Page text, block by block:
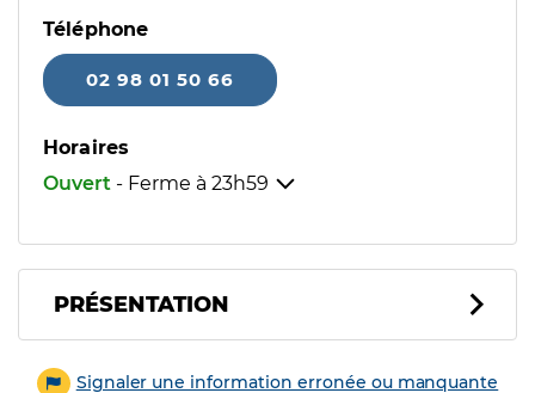
Téléphone
02 98 01 50 66
Horaires
Ouvert - Ferme à 23h59
PRÉSENTATION
Signaler une information erronée ou manquante